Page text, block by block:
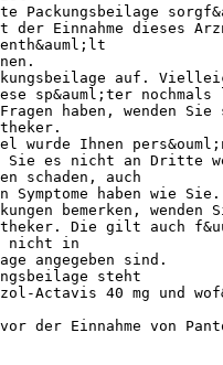
Packungsbeilage
der Einnahme dieses
auf.
sp&auml;ter nochmals
haben, wenden Sie
wurde Ihnen
Sie es nicht an Dritte
schaden, auch
Symptome haben wie Sie.
bemerken, wenden
Die gilt auch
nicht in
angegeben sind.
steht
Actavis 40 mg und
der Einnahme von